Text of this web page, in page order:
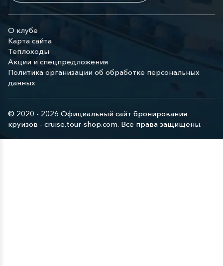
О клубе
Карта сайта
Теплоходы
Акции и спецпредложения
Политика организации об обработке персональных
данных
© 2020 - 2026 Официальный сайт бронирования
круизов - cruise.tour-shop.com. Все права защищены.